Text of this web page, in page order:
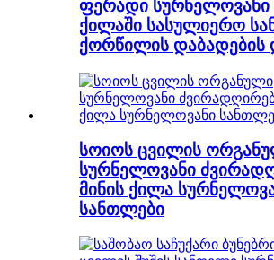
ფერადი სურნელოვანი
ქილაში სასულიერო
ქორწილის დაბადების
სოიოს ცვილის
სურნელოვანი
მინის ქილა
სანთლები